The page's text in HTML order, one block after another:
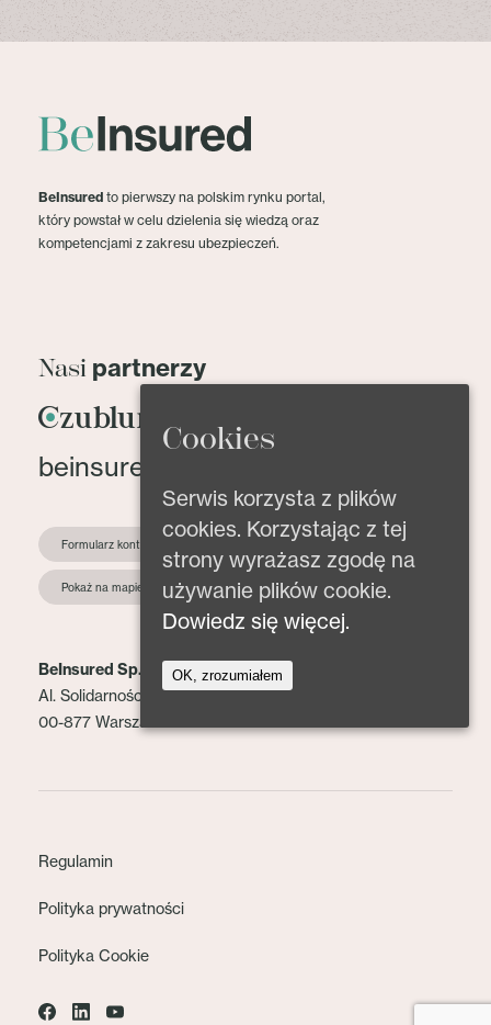
BeInsured to pierwszy na polskim rynku portal,
który powstał w celu dzielenia się wiedzą oraz
kompetencjami z zakresu ubezpieczeń.
Nasi partnerzy
beinsured@beinsured.pl
Formularz kontaktowy
Pokaż na mapie
BeInsured Sp. z o.o.
Al. Solidarności 153 lok. 2
00-877 Warszawa
Regulamin
Polityka prywatności
Polityka Cookie
Cookies
Serwis korzysta z plików
cookies. Korzystając z tej
strony wyrażasz zgodę na
używanie plików cookie.
Dowiedz się więcej.
OK, zrozumiałem